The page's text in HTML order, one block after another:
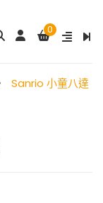
0
Sanrio 小童八達